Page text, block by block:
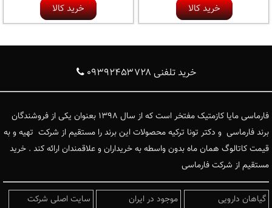
خرید کالا
خرید کالا
خرید تلفنی ۰۹۳۹۲۴۵۳۷۲۸
فارماسی مایا کازمتیک مفتخر است که از سال ۱۳۹۸ بعنوان یکی از فروشندگان
برند فارماسی و دکتر تونا ترکیه محصولات این برند را مستقیم از شرکت تهیه و به
قیمت کاتالوگ همان ماه بدون واسطه به خریداران و علاقمندان ارائه کند . خرید
مستقیم از شرکت فارماسی
گیاهان دارویی موجود در ایران
سایت اصلی شرکت